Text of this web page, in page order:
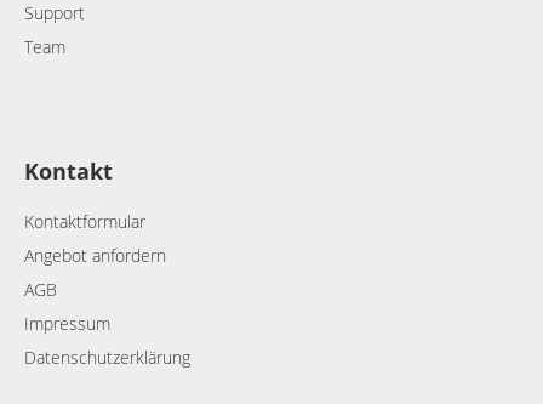
Support
Team
Kontakt
Kontaktformular
Angebot anfordern
AGB
Impressum
Datenschutzerklärung